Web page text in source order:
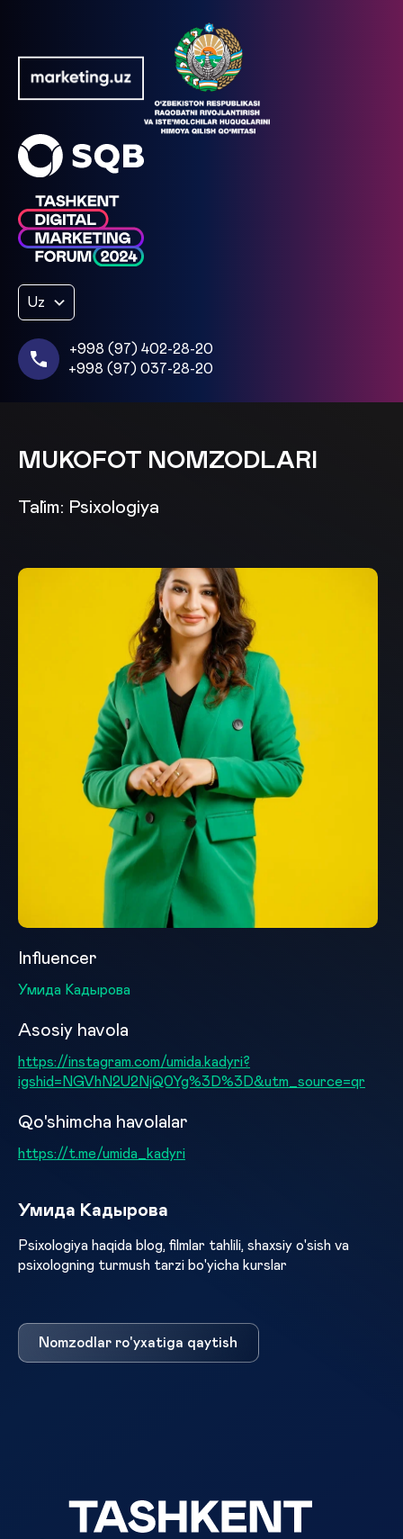
Uz
+998 (97) 402-28-20
+998 (97) 037-28-20
MUKOFOT NOMZODLARI
Ta`lim: Psixologiya
Influencer
Умида Кадырова
Asosiy havola
https://instagram.com/umida.kadyri?
igshid=NGVhN2U2NjQ0Yg%3D%3D&utm_source=qr
Qo'shimcha havolalar
https://t.me/umida_kadyri
Умида Кадырова
Psixologiya haqida blog, filmlar tahlili, shaxsiy o'sish va
psixologning turmush tarzi bo'yicha kurslar
Nomzodlar ro'yxatiga qaytish